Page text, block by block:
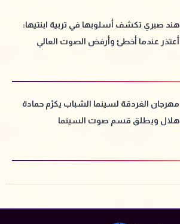
هند صبري تكشف أسلوبها في تربية ابنتيها:
أعتذر عندما أخطئ وأرفض الصوت العالي
مهرجان الغردقة لسينما الشباب يكرّم حمادة
هلال ويطلق قسم صوت السينما